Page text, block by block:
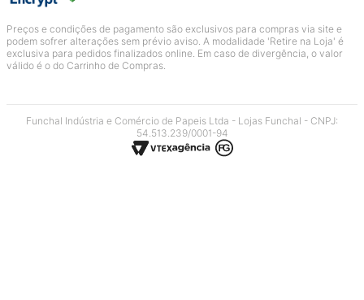
Preços e condições de pagamento são exclusivos para compras via site e
podem sofrer alterações sem prévio aviso. A modalidade 'Retire na Loja' é
exclusiva para pedidos finalizados online. Em caso de divergência, o valor
válido é o do Carrinho de Compras.
Funchal Indústria e Comércio de Papeis Ltda - Lojas Funchal - CNPJ:
54.513.239/0001-94